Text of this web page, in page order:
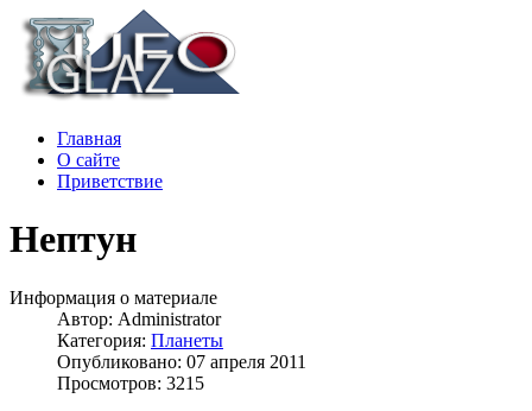
Главная
О сайте
Приветствие
Нептун
Информация о материале
Автор: Administrator
Категория: Планеты
Опубликовано: 07 апреля 2011
Просмотров: 3215